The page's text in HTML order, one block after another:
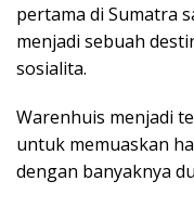
pertama di Sumatra
menjadi sebuah
sosialita.
Warenhuis menjadi
untuk memuaskan
dengan banyaknya